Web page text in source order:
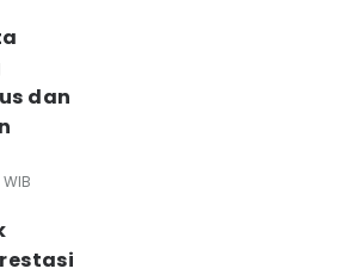
dan